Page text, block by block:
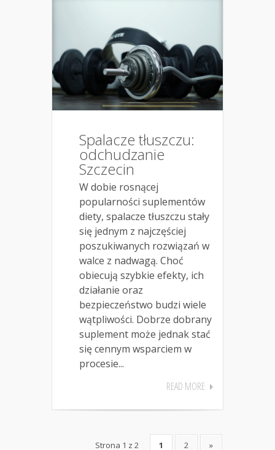
Spalacze tłuszczu:
odchudzanie
Szczecin
W dobie rosnącej
popularności suplementów
diety, spalacze tłuszczu stały
się jednym z najczęściej
poszukiwanych rozwiązań w
walce z nadwagą. Choć
obiecują szybkie efekty, ich
działanie oraz
bezpieczeństwo budzi wiele
wątpliwości. Dobrze dobrany
suplement może jednak stać
się cennym wsparciem w
procesie...
READ MORE
Strona 1 z 2 1 2 »